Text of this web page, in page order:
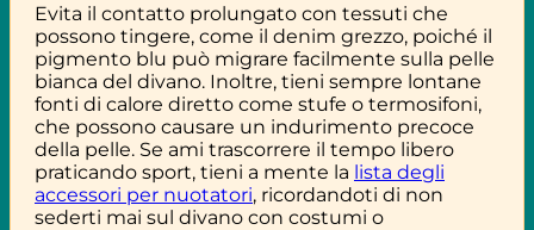
Evita il contatto prolungato con tessuti che
possono tingere, come il denim grezzo, poiché il
pigmento blu può migrare facilmente sulla pelle
bianca del divano. Inoltre, tieni sempre lontane
fonti di calore diretto come stufe o termosifoni,
che possono causare un indurimento precoce
della pelle. Se ami trascorrere il tempo libero
praticando sport, tieni a mente la lista degli
accessori per nuotatori, ricordandoti di non
sederti mai sul divano con costumi o